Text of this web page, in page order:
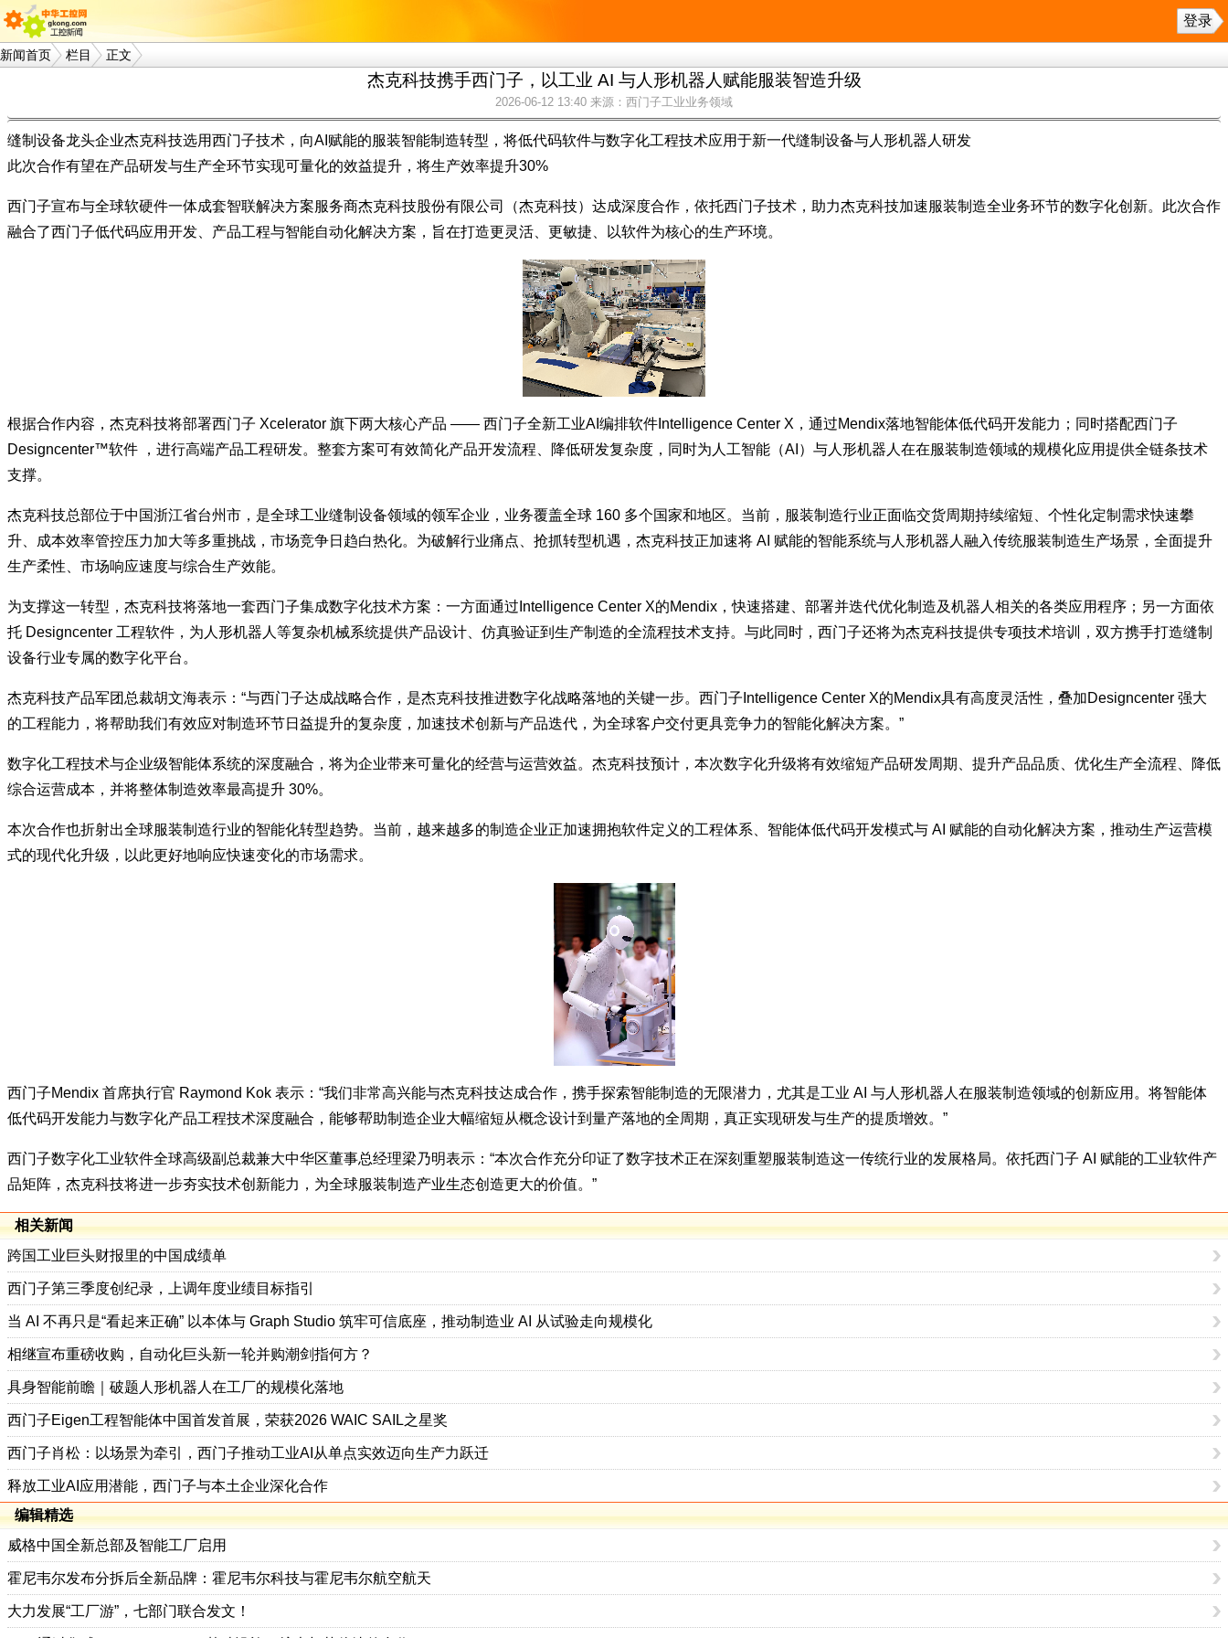
登录
新闻首页 栏目 正文
杰克科技携手西门子，以工业 AI 与人形机器人赋能服装智造升级
2026-06-12 13:40 来源：西门子工业业务领域
缝制设备龙头企业杰克科技选用西门子技术，向AI赋能的服装智能制造转型，将低代码软件与数字化工程技术应用于新一代缝制设备与人形机器人研发
此次合作有望在产品研发与生产全环节实现可量化的效益提升，将生产效率提升30%
西门子宣布与全球软硬件一体成套智联解决方案服务商杰克科技股份有限公司（杰克科技）达成深度合作，依托西门子技术，助力杰克科技加速服装制造全业务环节的数字化创新。此次合作
融合了西门子低代码应用开发、产品工程与智能自动化解决方案，旨在打造更灵活、更敏捷、以软件为核心的生产环境。
根据合作内容，杰克科技将部署西门子 Xcelerator 旗下两大核心产品 —— 西门子全新工业AI编排软件Intelligence Center X，通过Mendix落地智能体低代码开发能力；同时搭配西门子
Designcenter™软件 ，进行高端产品工程研发。整套方案可有效简化产品开发流程、降低研发复杂度，同时为人工智能（AI）与人形机器人在在服装制造领域的规模化应用提供全链条技术
支撑。
杰克科技总部位于中国浙江省台州市，是全球工业缝制设备领域的领军企业，业务覆盖全球 160 多个国家和地区。当前，服装制造行业正面临交货周期持续缩短、个性化定制需求快速攀
升、成本效率管控压力加大等多重挑战，市场竞争日趋白热化。为破解行业痛点、抢抓转型机遇，杰克科技正加速将 AI 赋能的智能系统与人形机器人融入传统服装制造生产场景，全面提升
生产柔性、市场响应速度与综合生产效能。
为支撑这一转型，杰克科技将落地一套西门子集成数字化技术方案：一方面通过Intelligence Center X的Mendix，快速搭建、部署并迭代优化制造及机器人相关的各类应用程序；另一方面依
托 Designcenter 工程软件，为人形机器人等复杂机械系统提供产品设计、仿真验证到生产制造的全流程技术支持。与此同时，西门子还将为杰克科技提供专项技术培训，双方携手打造缝制
设备行业专属的数字化平台。
杰克科技产品军团总裁胡文海表示：“与西门子达成战略合作，是杰克科技推进数字化战略落地的关键一步。西门子Intelligence Center X的Mendix具有高度灵活性，叠加Designcenter 强大
的工程能力，将帮助我们有效应对制造环节日益提升的复杂度，加速技术创新与产品迭代，为全球客户交付更具竞争力的智能化解决方案。”
数字化工程技术与企业级智能体系统的深度融合，将为企业带来可量化的经营与运营效益。杰克科技预计，本次数字化升级将有效缩短产品研发周期、提升产品品质、优化生产全流程、降低
综合运营成本，并将整体制造效率最高提升 30%。
本次合作也折射出全球服装制造行业的智能化转型趋势。当前，越来越多的制造企业正加速拥抱软件定义的工程体系、智能体低代码开发模式与 AI 赋能的自动化解决方案，推动生产运营模
式的现代化升级，以此更好地响应快速变化的市场需求。
西门子Mendix 首席执行官 Raymond Kok 表示：“我们非常高兴能与杰克科技达成合作，携手探索智能制造的无限潜力，尤其是工业 AI 与人形机器人在服装制造领域的创新应用。将智能体
低代码开发能力与数字化产品工程技术深度融合，能够帮助制造企业大幅缩短从概念设计到量产落地的全周期，真正实现研发与生产的提质增效。”
西门子数字化工业软件全球高级副总裁兼大中华区董事总经理梁乃明表示：“本次合作充分印证了数字技术正在深刻重塑服装制造这一传统行业的发展格局。依托西门子 AI 赋能的工业软件产
品矩阵，杰克科技将进一步夯实技术创新能力，为全球服装制造产业生态创造更大的价值。”
相关新闻
跨国工业巨头财报里的中国成绩单
西门子第三季度创纪录，上调年度业绩目标指引
当 AI 不再只是“看起来正确” 以本体与 Graph Studio 筑牢可信底座，推动制造业 AI 从试验走向规模化
相继宣布重磅收购，自动化巨头新一轮并购潮剑指何方？
具身智能前瞻｜破题人形机器人在工厂的规模化落地
西门子Eigen工程智能体中国首发首展，荣获2026 WAIC SAIL之星奖
西门子肖松：以场景为牵引，西门子推动工业AI从单点实效迈向生产力跃迁
释放工业AI应用潜能，西门子与本土企业深化合作
编辑精选
威格中国全新总部及智能工厂启用
霍尼韦尔发布分拆后全新品牌：霍尼韦尔科技与霍尼韦尔航空航天
大力发展“工厂游”，七部门联合发文！